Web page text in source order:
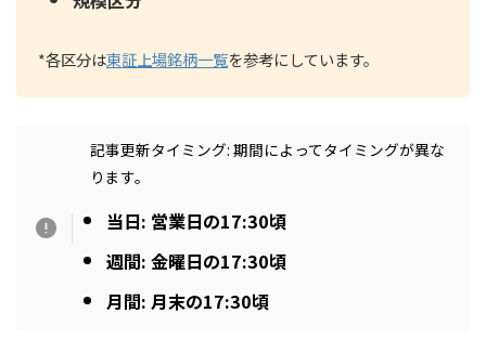
*各区分は東証上場銘柄一覧を参考にしています。
記事更新タイミング: 期間によってタイミングが異な
ります。
当日: 営業日の17:30頃
週間: 金曜日の17:30頃
月間: 月末の17:30頃